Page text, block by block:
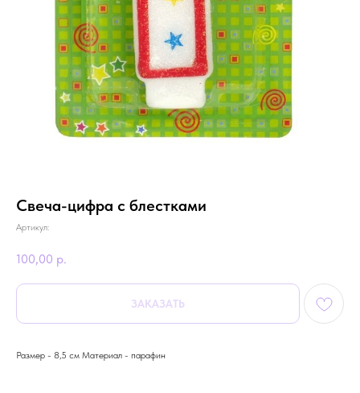
Свеча-цифра с блестками
Артикул:
100,00 р.
ЗАКАЗАТЬ
Размер - 8,5 см Материал - парафин